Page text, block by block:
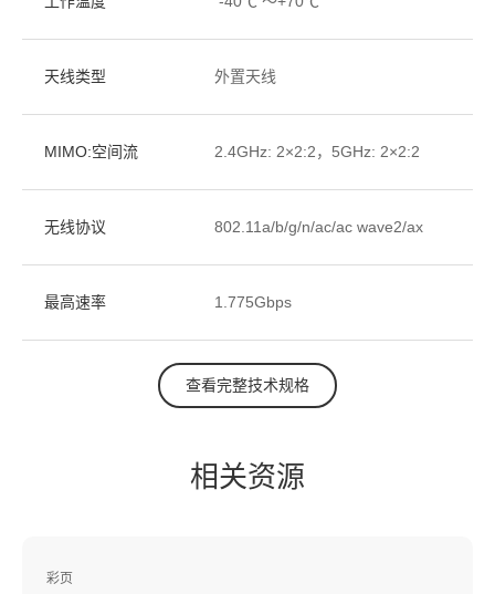
天线类型 外置天线
MIMO:空间流 2.4GHz: 2×2:2，5GHz: 2×2:2
无线协议 802.11a/b/g/n/ac/ac wave2/ax
最高速率 1.775Gbps
查看完整技术规格
相关资源
彩页